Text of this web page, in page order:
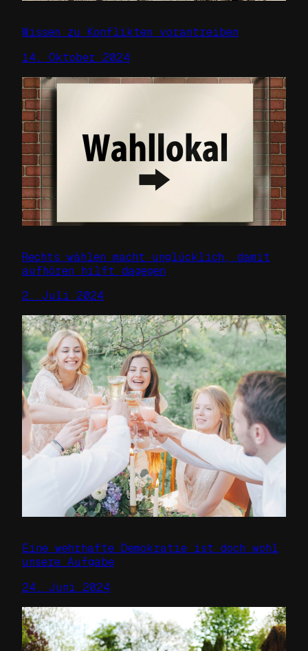
Wissen zu Konflikten vorantreiben
14. Oktober 2024
Rechts wählen macht unglücklich, damit
aufhören hilft dagegen
2. Juli 2024
Eine wehrhafte Demokratie ist doch wohl
unsere Aufgabe
24. Juni 2024